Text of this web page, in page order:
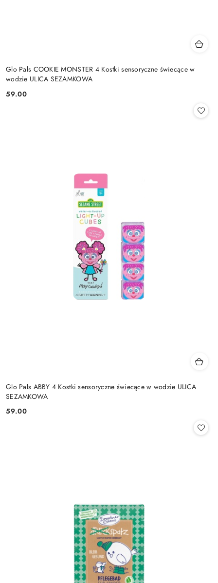
Glo Pals COOKIE MONSTER 4 Kostki sensoryczne świecące w
wodzie ULICA SEZAMKOWA
Cena:
59.00
Glo Pals ABBY 4 Kostki sensoryczne świecące w wodzie ULICA
SEZAMKOWA
Cena:
59.00